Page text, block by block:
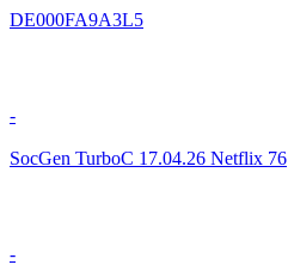
DE000FA9A3L5
-
SocGen TurboC 17.04.26 Netflix 76
-